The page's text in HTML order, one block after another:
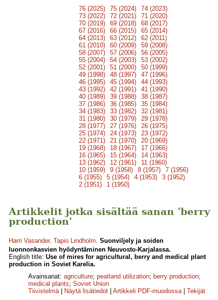
76 (2025) 75 (2024)
74 (2023)
73 (2022)
72 (2021)
71 (2020)
70 (2019)
69 (2018)
68 (2017)
67 (2016)
66 (2015)
65 (2014)
64 (2013)
63 (2012)
62 (2011)
61 (2010)
60 (2009)
59 (2008)
58 (2007)
57 (2006)
56 (2005)
55 (2004)
54 (2003)
53 (2002)
52 (2001)
51 (2000)
50 (1999)
49 (1998)
48 (1997)
47 (1996)
46 (1995)
45 (1994)
44 (1993)
43 (1992)
42 (1991)
41 (1990)
40 (1989)
39 (1988)
38 (1987)
37 (1986)
36 (1985)
35 (1984)
34 (1983)
33 (1982)
32 (1981)
31 (1980)
30 (1979)
29 (1978)
28 (1977)
27 (1976)
26 (1975)
25 (1974)
24 (1973)
23 (1972)
22 (1971)
21 (1970)
20 (1969)
19 (1968)
18 (1967)
17 (1966)
16 (1965)
15 (1964)
14 (1963)
13 (1962)
12 (1961)
11 (1960)
10 (1959)
9 (1958) 8 (1957)
7 (1956)
6 (1955)
5 (1954) 4 (1953)
3 (1952)
2 (1951)
1 (1950)
Artikkelit jotka sisältää sanan 'berry
production'
Harri Vasander, Tapio Lindholm. Suonviljely ja soiden
luonnonkasvien hyödyntäminen Neuvosto-Karjalassa.
English title: Use of mires for agricultural, berry and medical plant
production in Soviet Karelia.
Avainsanat: agriculture; peatland utilization; berry production;
medical plants; Soviet Union
Tiivistelmä| Näytä lisätiedot Artikkeli PDF-muodossa| Tekijät